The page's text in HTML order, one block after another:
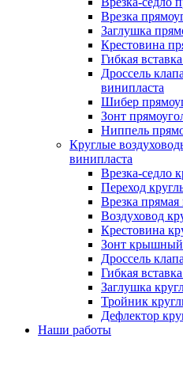
Врезка
Заглушка
Крестовина
Гибкая
Дроссель
винипласта
Шибер
Зонт
Ниппель
Круглые
винипласта
Врезка-седло
Переход
Врезка прямая
Воздуховод
Крестовина
Зонт крышный
Дроссель
Гибкая
Заглушка
Тройник
Дефлектор
Наши работы